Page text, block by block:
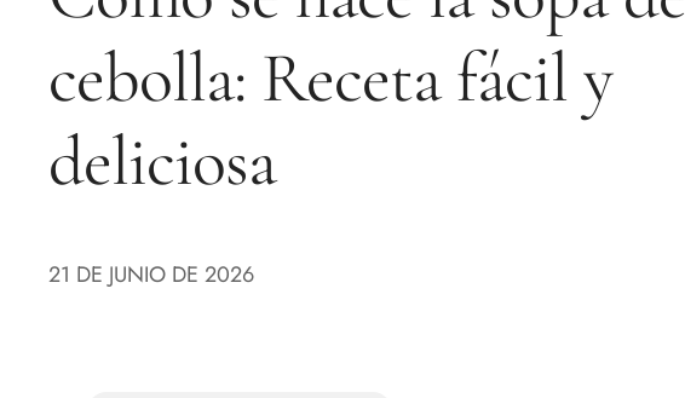
cebolla: Receta fácil y
deliciosa
21 DE JUNIO DE 2026